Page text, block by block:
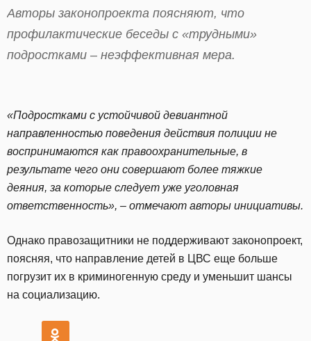
Авторы законопроекта поясняют, что
профилактические беседы с «трудными»
подростками – неэффективная мера.
«Подростками с устойчивой девиантной
направленностью поведения действия полиции не
воспринимаются как правоохранительные, в
результате чего они совершают более тяжкие
деяния, за которые следует уже уголовная
ответственность», – отмечают авторы инициативы.
Однако правозащитники не поддерживают законопроект,
поясняя, что направление детей в ЦВС еще больше
погрузит их в криминогенную среду и уменьшит шансы
на социализацию.